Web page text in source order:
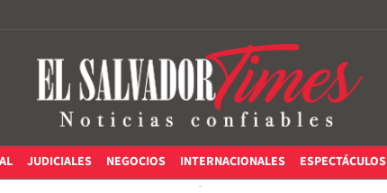
JUDICIALES NEGOCIOS INTERNACIONALES ESPECTÁCULOS